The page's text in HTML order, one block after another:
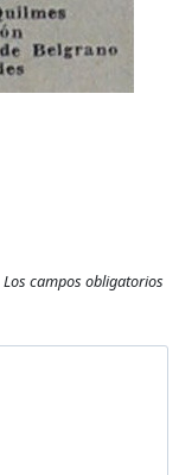
Los campos obligatorios